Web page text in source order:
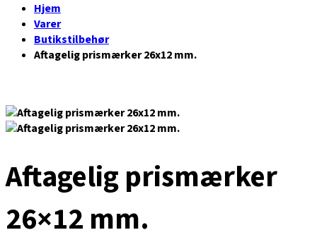
Hjem
Varer
Butikstilbehør
Aftagelig prismærker 26x12 mm.
Aftagelig prismærker
26×12 mm.